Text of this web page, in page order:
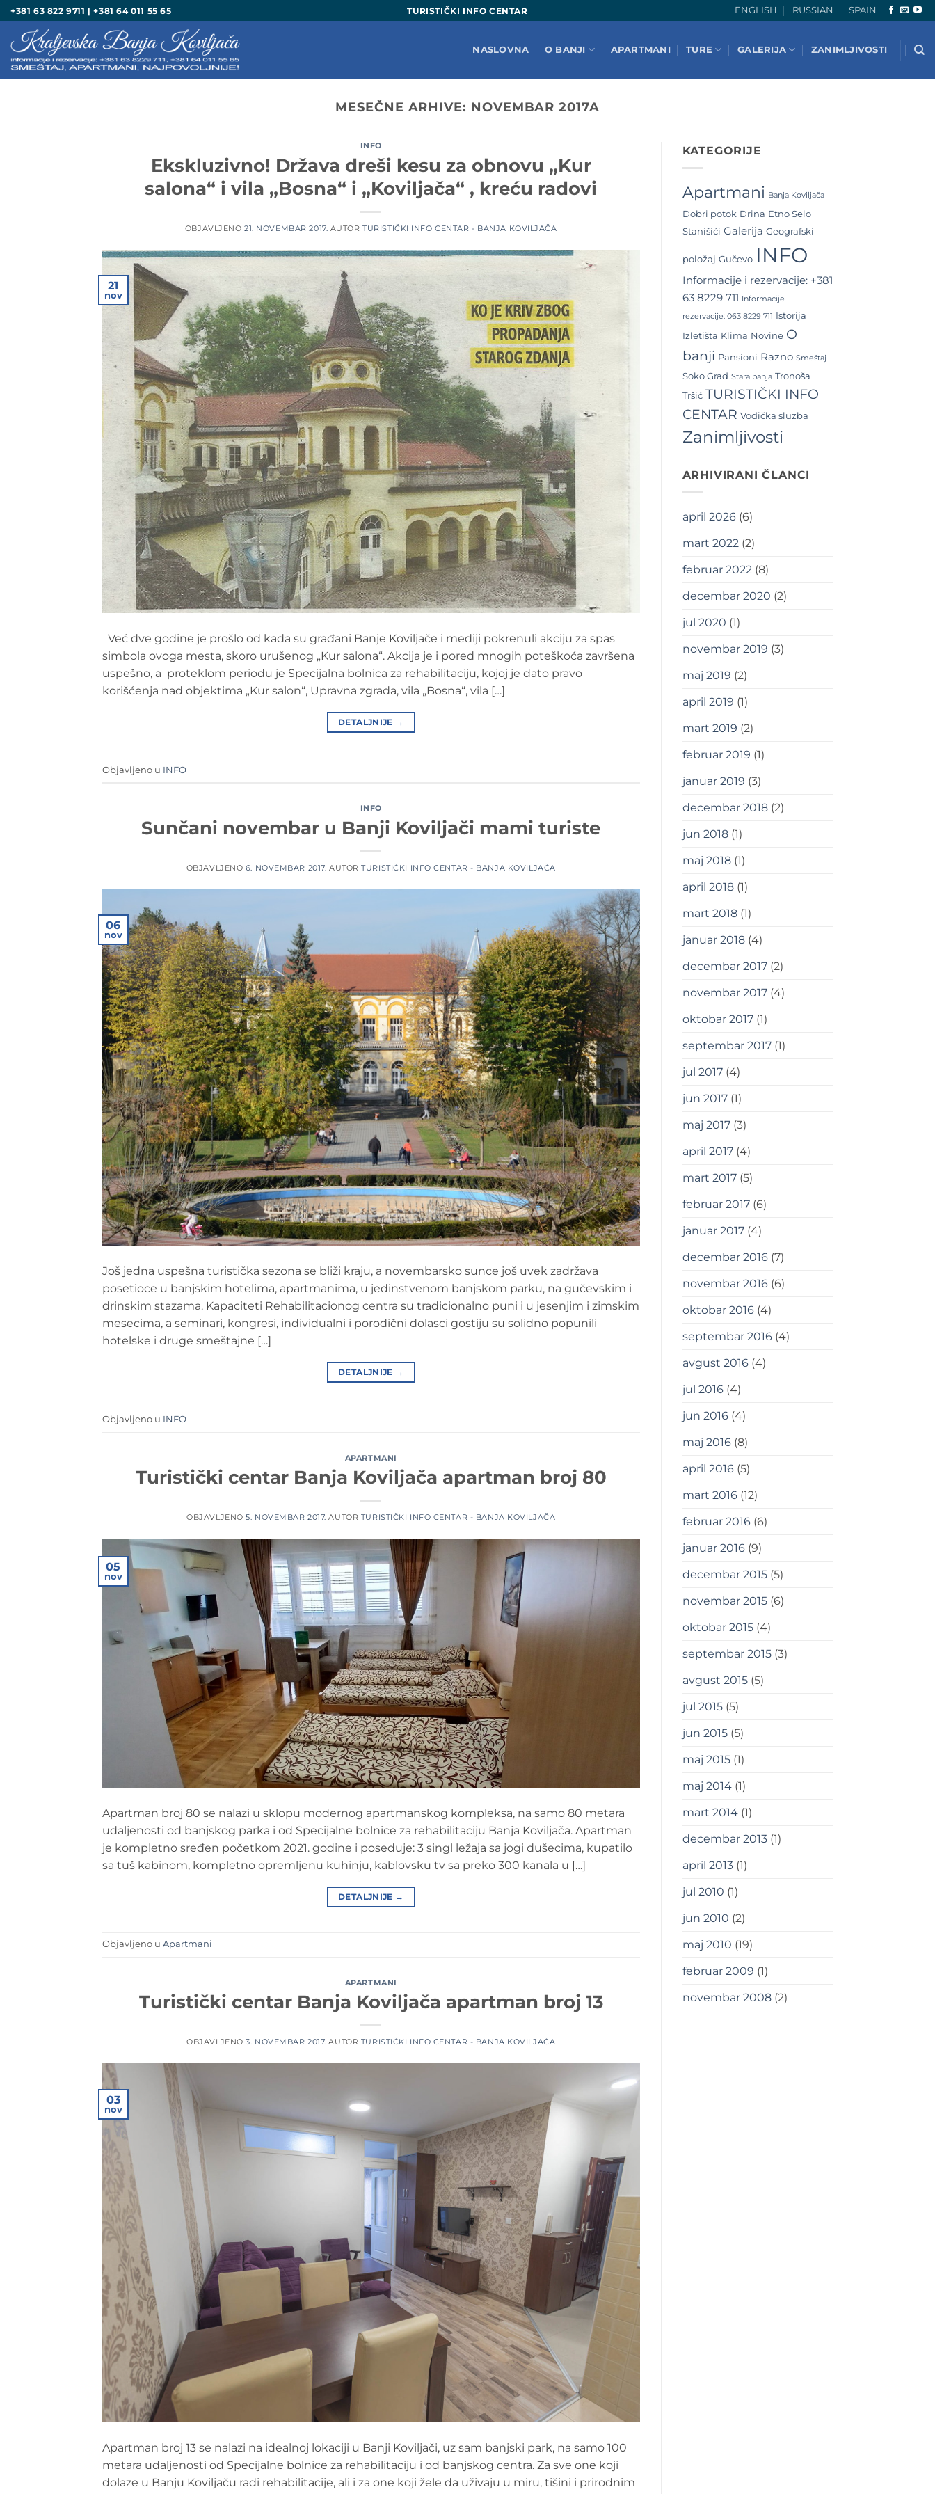
Preskoči
na
sadržaj
+381 63 822 9711 | +381 64 011 55 65 TURISTIČKI INFO CENTAR ENGLISH RUSSIAN SPAIN
NASLOVNA O BANJI APARTMANI TURE GALERIJA ZANIMLJIVOSTI
MESEČNE ARHIVE: NOVEMBAR 2017A
INFO
Ekskluzivno! Država dreši kesu za obnovu „Kur
salona“ i vila „Bosna“ i „Koviljača“ , kreću radovi
OBJAVLJENO21. NOVEMBAR 2017. AUTORTURISTIČKI INFO CENTAR - BANJA KOVILJAČA
21
nov
Već dve godine je prošlo od kada su građani Banje Koviljače i mediji pokrenuli akciju za spas
simbola ovoga mesta, skoro urušenog „Kur salona“. Akcija je i pored mnogih poteškoća završena
uspešno, a proteklom periodu je Specijalna bolnica za rehabilitaciju, kojoj je dato pravo
korišćenja nad objektima „Kur salon“, Upravna zgrada, vila „Bosna“, vila […]
DETALJNIJE →
Objavljeno u INFO
INFO
Sunčani novembar u Banji Koviljači mami turiste
OBJAVLJENO 6. NOVEMBAR 2017. AUTORTURISTIČKI INFO CENTAR - BANJA KOVILJAČA
06
nov
Još jedna uspešna turistička sezona se bliži kraju, a novembarsko sunce još uvek zadržava
posetioce u banjskim hotelima, apartmanima, u jedinstvenom banjskom parku, na gučevskim i
drinskim stazama. Kapaciteti Rehabilitacionog centra su tradicionalno puni i u jesenjim i zimskim
mesecima, a seminari, kongresi, individualni i porodični dolasci gostiju su solidno popunili
hotelske i druge smeštajne […]
DETALJNIJE →
Objavljeno u INFO
APARTMANI
Turistički centar Banja Koviljača apartman broj 80
OBJAVLJENO5. NOVEMBAR 2017. AUTOR TURISTIČKI INFO CENTAR - BANJA KOVILJAČA
05
nov
Apartman broj 80 se nalazi u sklopu modernog apartmanskog kompleksa, na samo 80 metara
udaljenosti od banjskog parka i od Specijalne bolnice za rehabilitaciju Banja Koviljača. Apartman
je kompletno sređen početkom 2021. godine i poseduje: 3 singl ležaja sa jogi dušecima, kupatilo
sa tuš kabinom, kompletno opremljenu kuhinju, kablovsku tv sa preko 300 kanala u […]
DETALJNIJE →
Objavljeno u Apartmani
APARTMANI
Turistički centar Banja Koviljača apartman broj 13
OBJAVLJENO3. NOVEMBAR 2017. AUTOR TURISTIČKI INFO CENTAR - BANJA KOVILJAČA
03
nov
Apartman broj 13 se nalazi na idealnoj lokaciji u Banji Koviljači, uz sam banjski park, na samo 100
metara udaljenosti od Specijalne bolnice za rehabilitaciju i od banjskog centra. Za sve one koji
dolaze u Banju Koviljaču radi rehabilitacije, ali i za one koji žele da uživaju u miru, tišini i prirodnim
KATEGORIJE
Apartmani Banja Koviljača
Dobri potok Drina Etno Selo
Stanišići Galerija Geografski
položaj Gučevo INFO
Informacije i rezervacije: +381
63 8229 711 Informacije i
rezervacije: 063 8229 711 Istorija
Izletišta Klima Novine O
banji Pansioni Razno Smeštaj
Soko Grad Stara banja Tronoša
Tršić TURISTIČKI INFO
CENTAR Vodička sluzba
Zanimljivosti
ARHIVIRANI ČLANCI
april 2026(6)
mart 2022(2)
februar 2022(8)
decembar 2020 (2)
jul 2020 (1)
novembar 2019 (3)
maj 2019 (2)
april 2019 (1)
mart 2019 (2)
februar 2019 (1)
januar 2019 (3)
decembar 2018(2)
jun 2018(1)
maj 2018(1)
april 2018(1)
mart 2018(1)
januar 2018(4)
decembar 2017(2)
novembar 2017(4)
oktobar 2017(1)
septembar 2017(1)
jul 2017(4)
jun 2017(1)
maj 2017(3)
april 2017(4)
mart 2017(5)
februar 2017(6)
januar 2017(4)
decembar 2016(7)
novembar 2016(6)
oktobar 2016(4)
septembar 2016(4)
avgust 2016(4)
jul 2016(4)
jun 2016(4)
maj 2016(8)
april 2016(5)
mart 2016(12)
februar 2016(6)
januar 2016(9)
decembar 2015(5)
novembar 2015(6)
oktobar 2015(4)
septembar 2015(3)
avgust 2015(5)
jul 2015(5)
jun 2015(5)
maj 2015(1)
maj 2014(1)
mart 2014(1)
decembar 2013(1)
april 2013(1)
jul 2010 (1)
jun 2010 (2)
maj 2010 (19)
februar 2009 (1)
novembar 2008(2)